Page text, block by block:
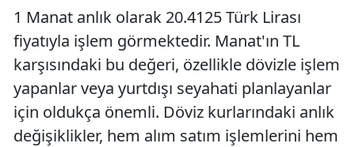
1 Manat anlık olarak 20.4125 Türk Lirası
fiyatıyla işlem görmektedir. Manat'ın TL
karşısındaki bu değeri, özellikle dövizle işlem
yapanlar veya yurtdışı seyahati planlayanlar
için oldukça önemli. Döviz kurlarındaki anlık
değişiklikler, hem alım satım işlemlerini hem